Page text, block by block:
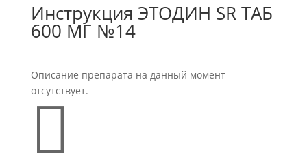
Инструкция ЭТОДИН SR ТАБ
600 МГ №14
Описание препарата на данный момент
отсутствует.
